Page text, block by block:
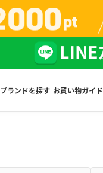
ブランドを探す お買い物ガイド